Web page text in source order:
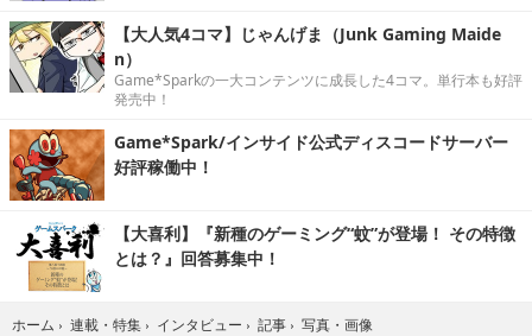
【大人気4コマ】じゃんげま（Junk Gaming Maide
n）
Game*Sparkの一大コンテンツに成長した4コマ。単行本も好評
発売中！
Game*Spark/インサイド公式ディスコードサーバー
好評稼働中！
【大喜利】『新種のゲーミング“蚊”が登場！ その特徴
とは？』回答募集中！
ホーム › 連載・特集 › インタビュー › 記事 › 写真・画像